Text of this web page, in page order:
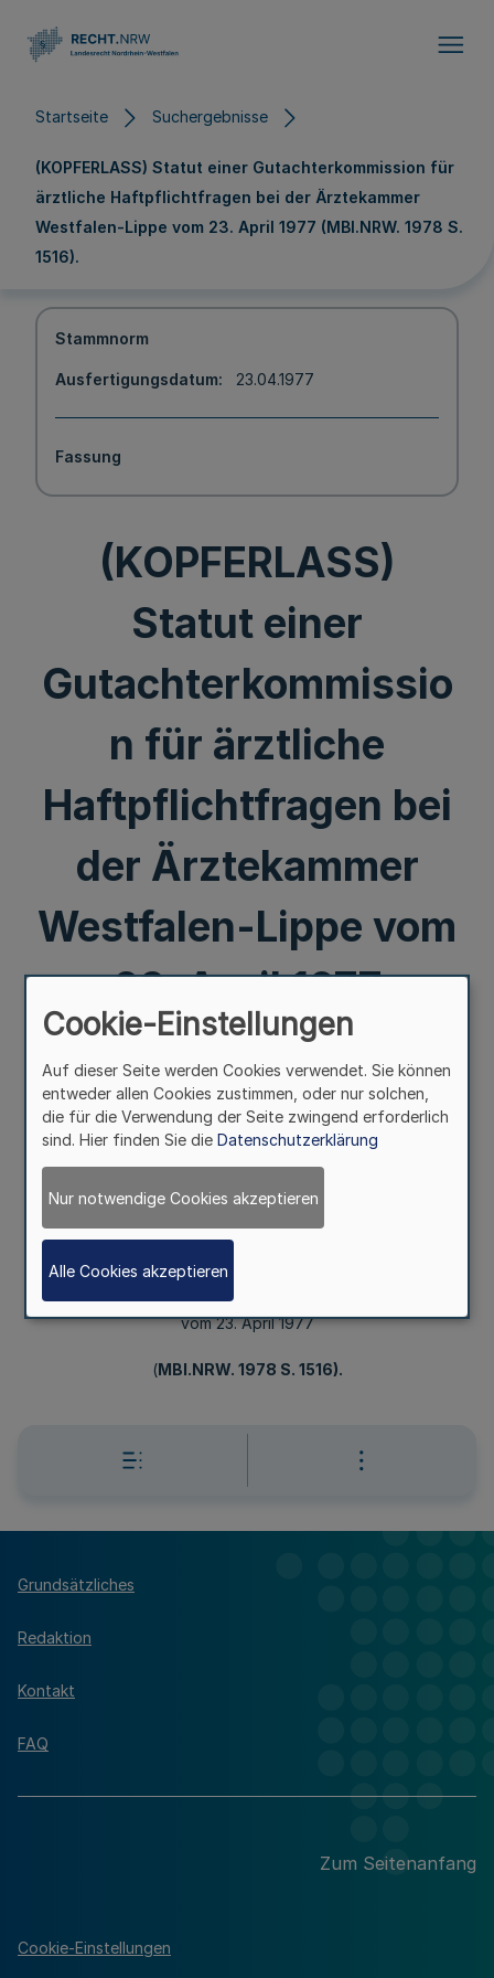
Startseite Suchergebnisse
(KOPFERLASS) Statut einer Gutachterkommission für
ärztliche Haftpflichtfragen bei der Ärztekammer
Westfalen-Lippe vom 23. April 1977 (MBl.NRW. 1978 S.
1516).
Stammnorm
Ausfertigungsdatum 23.04.1977
Fassung
(KOPFERLASS)
Statut einer
Gutachterkommissio
n für ärztliche
Haftpflichtfragen bei
der Ärztekammer
Westfalen-Lippe vom
23. April 1977
(MBl.NRW. 1978 S.
1516).
(KOPFERLASS)
für ärztliche Haftpflichtfragen
bei der Ärztekammer Westfalen-Lippe
vom 23. April 1977
(MBl.NRW. 1978 S. 1516).
Grundsätzliches
Redaktion
Kontakt
FAQ
Zum Seitenanfang
Cookie-Einstellungen
Cookie-Einstellungen
Auf dieser Seite werden Cookies verwendet. Sie können
entweder allen Cookies zustimmen, oder nur solchen,
die für die Verwendung der Seite zwingend erforderlich
sind. Hier finden Sie die Datenschutzerklärung
Nur notwendige Cookies akzeptieren
Alle Cookies akzeptieren